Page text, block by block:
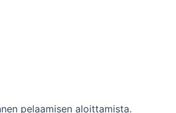
pelaamisen aloittamista.